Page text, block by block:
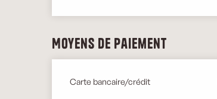
Moyens de paiement
Carte bancaire/crédit